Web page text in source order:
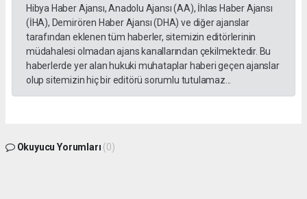
Hibya Haber Ajansı, Anadolu Ajansı (AA), İhlas Haber Ajansı
(İHA), Demirören Haber Ajansı (DHA) ve diğer ajanslar
tarafından eklenen tüm haberler, sitemizin editörlerinin
müdahalesi olmadan ajans kanallarından çekilmektedir. Bu
haberlerde yer alan hukuki muhataplar haberi geçen ajanslar
olup sitemizin hiç bir editörü sorumlu tutulamaz...
Okuyucu Yorumları (0)